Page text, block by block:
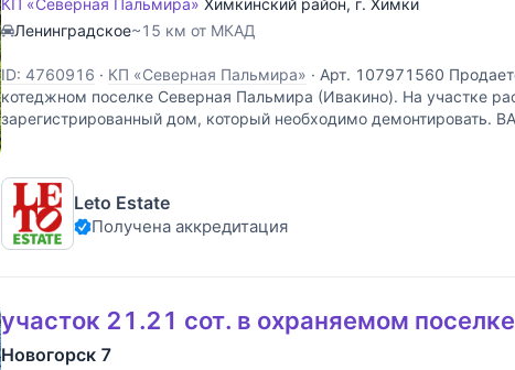
Ленинградское~15 км от МКАД
ID: 4760916 · КП «Северная Пальмира» · Арт. 107971560
котеджном поселке Северная Пальмира (Ивакино). На участке
зарегистрированный дом, который необходимо демонтировать.
Leto Estate
Получена аккредитация
участок 21.21 сот. в охраняемом поселке
Новогорск 7